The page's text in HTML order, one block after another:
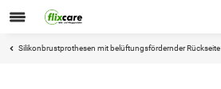
Silikonbrustprothesen mit belüftungsfördernder Rückseite